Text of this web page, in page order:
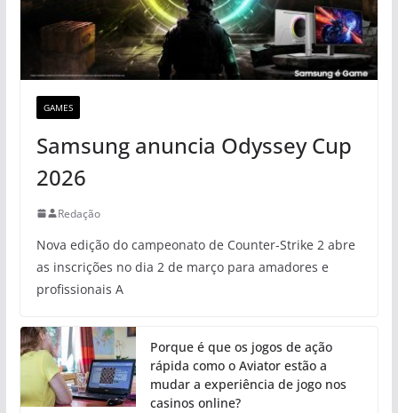
GAMES
Samsung anuncia Odyssey Cup
2026
Redação
Nova edição do campeonato de Counter-Strike 2 abre
as inscrições no dia 2 de março para amadores e
profissionais A
Porque é que os jogos de ação
rápida como o Aviator estão a
mudar a experiência de jogo nos
casinos online?